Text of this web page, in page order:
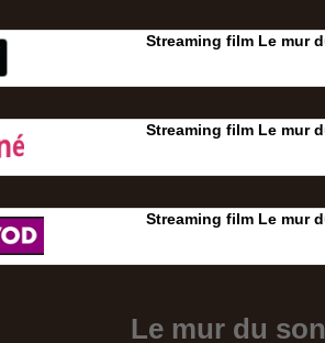
Streaming film Le mur
Streaming film Le mur
Streaming film Le mur
Le mur du son